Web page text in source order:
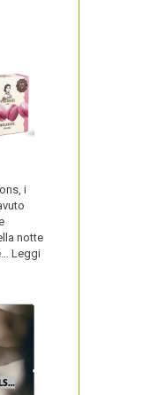
i
notte
Leggi